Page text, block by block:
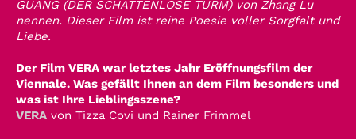
GUANG (DER SCHATTENLOSE TURM) von Zhang Lu
nennen. Dieser Film ist reine Poesie voller Sorgfalt und
Liebe.
Der Film VERA war letztes Jahr Eröffnungsfilm der
Viennale. Was gefällt Ihnen an dem Film besonders und
was ist Ihre Lieblingsszene?
VERA von Tizza Covi und Rainer Frimmel